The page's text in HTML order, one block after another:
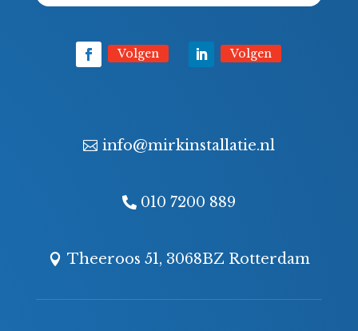
Volgen Volgen
info@mirkinstallatie.nl
010 7200 889
Theeroos 51, 3068BZ Rotterdam